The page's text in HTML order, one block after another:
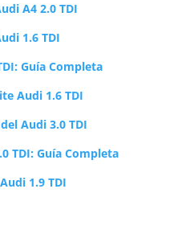
A4 2.0 TDI
1.6 TDI
Guía Completa
Audi 1.6 TDI
Audi 3.0 TDI
TDI: Guía Completa
1.9 TDI